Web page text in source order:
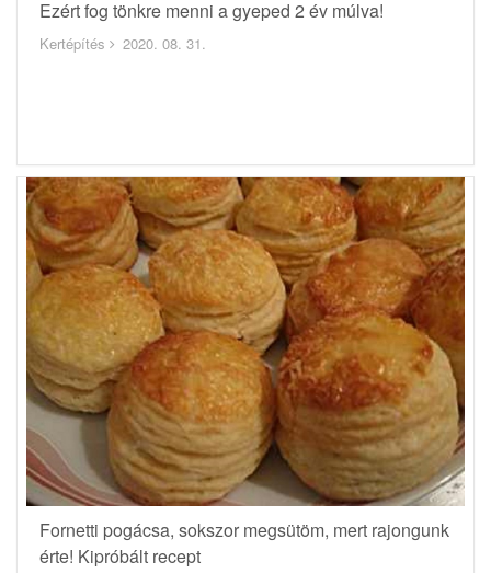
Ezért fog tönkre menni a gyeped 2 év múlva!
Kertépítés 2020. 08. 31.
Fornetti pogácsa, sokszor megsütöm, mert rajongunk
érte! Kipróbált recept